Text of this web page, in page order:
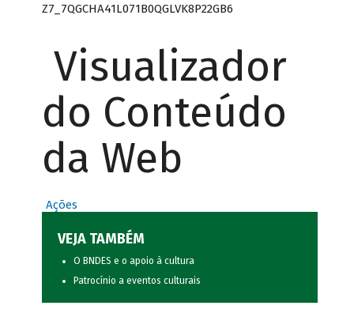
Z7_7QGCHA41L071B0QGLVK8P22GB6
Visualizador
do Conteúdo
da Web
Ações
VEJA TAMBÉM
O BNDES e o apoio à cultura
Patrocínio a eventos culturais